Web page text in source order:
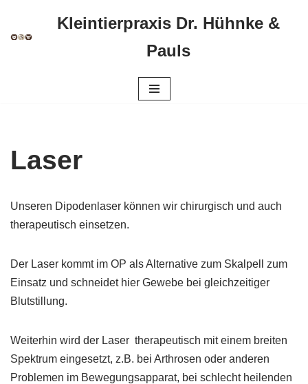
Zum
Kleintierpraxis Dr. Hühnke &
Pauls
Laser
Unseren Dipodenlaser können wir chirurgisch und auch
therapeutisch einsetzen.
Der Laser kommt im OP als Alternative zum Skalpell zum
Einsatz und schneidet hier Gewebe bei gleichzeitiger
Blutstillung.
Weiterhin wird der Laser therapeutisch mit einem breiten
Spektrum eingesetzt, z.B. bei Arthrosen oder anderen
Problemen im Bewegungsapparat, bei schlecht heilenden